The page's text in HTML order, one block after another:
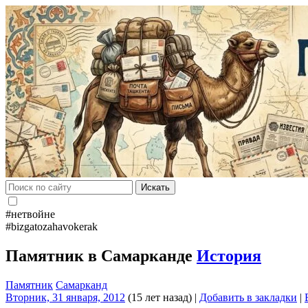
Искать
#нетвойне
#bizgatozahavokerak
Памятник в Самарканде История
Памятник Самарканд
Вторник, 31 января, 2012 (15 лет назад) | Добавить в закладки |